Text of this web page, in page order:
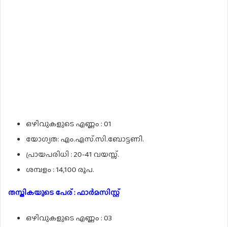
ഒഴിവുകളുടെ എണ്ണം : 01
യോഗ്യത: എം.എസ്.സി.ബോട്ടണി.
പ്രായപരിധി : 20-41 വയസ്സ്.
ശമ്പളം : 14,100 രൂപ.
തസ്തികയുടെ പേര് : ഫാർമസിസ്റ്റ്
ഒഴിവുകളുടെ എണ്ണം : 03